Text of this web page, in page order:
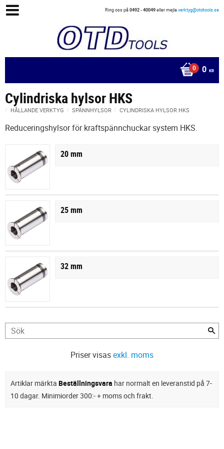
Ring oss på0492 - 40049eller mejlaverktyg@otdtools.se
0 KR
Cylindriska hylsor HKS
HÅLLANDE VERKTYG SPÄNNHYLSOR CYLINDRISKA HYLSOR HKS
Reduceringshylsor för kraftspännchuckar system HKS.
20 mm
25 mm
32 mm
Priser visasexkl. moms
Artiklar märkta Beställningsvara har normalt en leveranstid på 7-
10 dagar. Minimiorder 300:- + moms och frakt.